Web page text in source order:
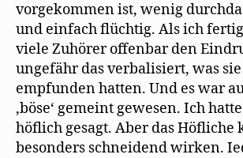
vorgekommen ist, wenig
und einfach flüchtig. Als ich
viele Zuhörer offenbar den
ungefähr das verbalisiert, was
empfunden hatten. Und es war
‚böse‘ gemeint gewesen. Ich
höflich gesagt. Aber das Höfliche
besonders schneidend wirken.